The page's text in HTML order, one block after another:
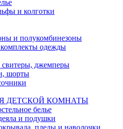
и колготки
и полукомбинезоны
одежды
свитеры, джемперы
шорты
ДЕТСКОЙ КОМНАТЫ
белье
и подушки
пледы и наволочки